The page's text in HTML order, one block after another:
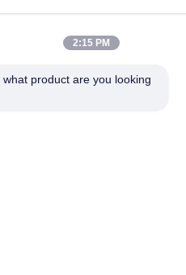
εξοπλισμού
ξύλου κλιβάνου
2:15 PM
what product are you looking